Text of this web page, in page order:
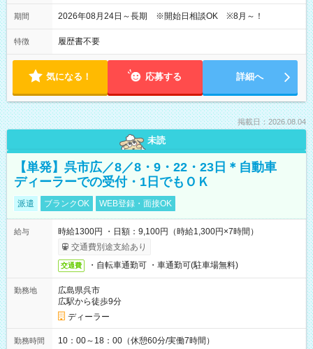
期間 2026年08月24日～長期 ※開始日相談OK ※8月～！
特徴 履歴書不要
気になる！ 応募する 詳細へ
掲載日：2026.08.04
未読
【単発】呉市広／8／8・9・22・23日＊自動車
ディーラーでの受付・1日でもＯＫ
派遣 ブランクOK WEB登録・面接OK
給与
時給1300円 ・日額：9,100円（時給1,300円×7時間）
交通費別途支給あり
交通費 ・自転車通勤可 ・車通勤可(駐車場無料)
勤務地
広島県呉市
広駅から徒歩9分
ディーラー
勤務時間 10：00～18：00（休憩60分/実働7時間）